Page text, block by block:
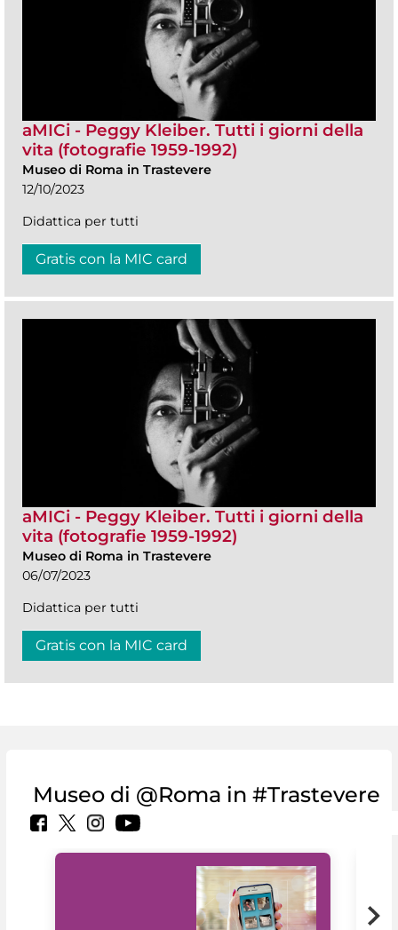
aMICi - Peggy Kleiber. Tutti i giorni della
vita (fotografie 1959-1992)
Museo di Roma in Trastevere
12/10/2023
Didattica per tutti
Gratis con la MIC card
aMICi - Peggy Kleiber. Tutti i giorni della
vita (fotografie 1959-1992)
Museo di Roma in Trastevere
06/07/2023
Didattica per tutti
Gratis con la MIC card
Museo di @Roma in #Trastevere